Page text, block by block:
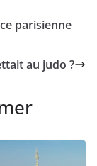
parisienne
au judo ?